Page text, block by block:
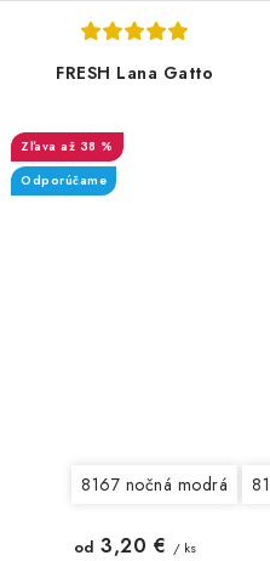
03 piesková 05 hnedá
FRESH Lana Gatto
až 38 %
Odporúčame
8167 nočná modrá
od 3,20 € / ks